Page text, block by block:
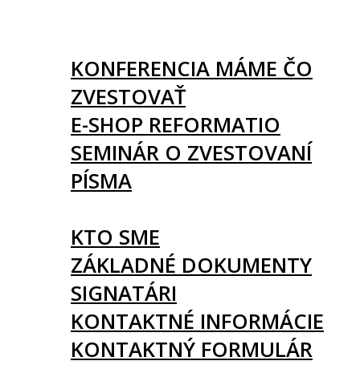
KONFERENCIA MÁME ČO
ZVESTOVAŤ
E-SHOP REFORMATIO
SEMINÁR O ZVESTOVANÍ
PÍSMA
KTO SME
ZÁKLADNÉ DOKUMENTY
SIGNATÁRI
KONTAKTNÉ INFORMÁCIE
KONTAKTNÝ FORMULÁR